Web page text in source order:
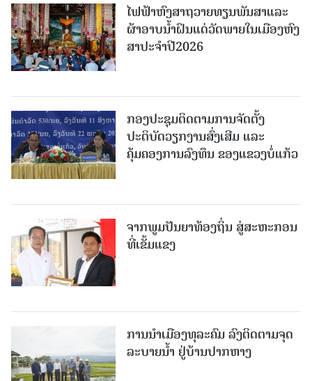
ໄຟຟ້າຫົງສາຖວາຍທຽນພັນສາແລະ
ຜ້າອາບນໍ້າຝົນແດ່ວັດພາຍໃນເມືອງຫົງ
ສາປະຈໍາປີ2026
ກອງປະຊຸມຕິດຕາມການຈັດຕັ້ງ
ປະຕິບັດວຽກງານສົ່ງເສີມ ແລະ
ຄຸ້ມຄອງການລົງທຶນ ຂອງແຂວງບໍ່ແກ້ວ
ຈາກພູມປັນຍາທ້ອງຖິ່ນ ສູ່ສະຫະກອນ
ທີ່ເຂັ້ມແຂງ
ການນໍາເມືອງທຸລະຄົມ ລົງຕິດຕາມຈຸດ
ລະບາຍນໍ້າ ຢູ່ບ້ານປາກຫາງ